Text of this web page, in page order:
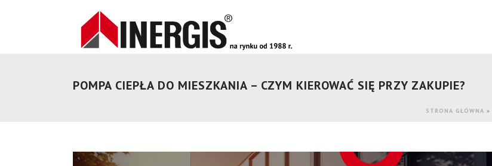
POMPA CIEPŁA DO MIESZKANIA – CZYM KIEROWAĆ SIĘ PRZY ZAKUPIE?
STRONA GŁÓWNA »